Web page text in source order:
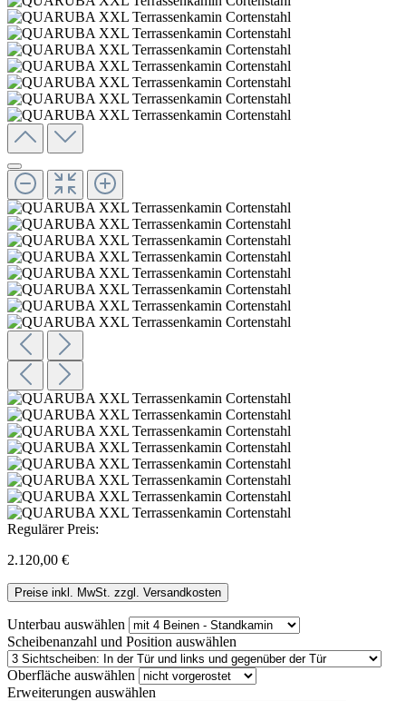
Regulärer Preis:
2.120,00 €
Preise inkl. MwSt. zzgl. Versandkosten
Unterbau auswählen
Scheibenanzahl und Position auswählen
Oberfläche auswählen
Erweiterungen auswählen